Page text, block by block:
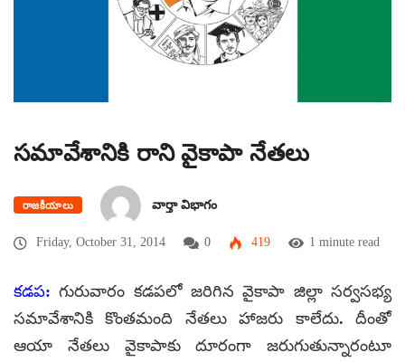
సమావేశానికి రాని వైకాపా నేతలు
రాజకీయాలు వార్తా విభాగం
Friday, October 31, 2014 0 419 1 minute read
కడప: గురువారం కడపలో జరిగిన వైకాపా జిల్లా సర్వసభ్య
సమావేశానికి కొంతమంది నేతలు హాజరు కాలేదు. దీంతో
ఆయా నేతలు వైకాపాకు దూరంగా జరుగుతున్నారంటూ